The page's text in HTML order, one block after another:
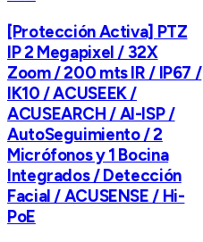
[Protección Activa] PTZ
IP 2 Megapixel / 32X
Zoom / 200 mts IR / IP67 /
IK10 / ACUSEEK /
ACUSEARCH / AI-ISP /
AutoSeguimiento / 2
Micrófonos y 1 Bocina
Integrados / Detección
Facial / ACUSENSE / Hi-
PoE